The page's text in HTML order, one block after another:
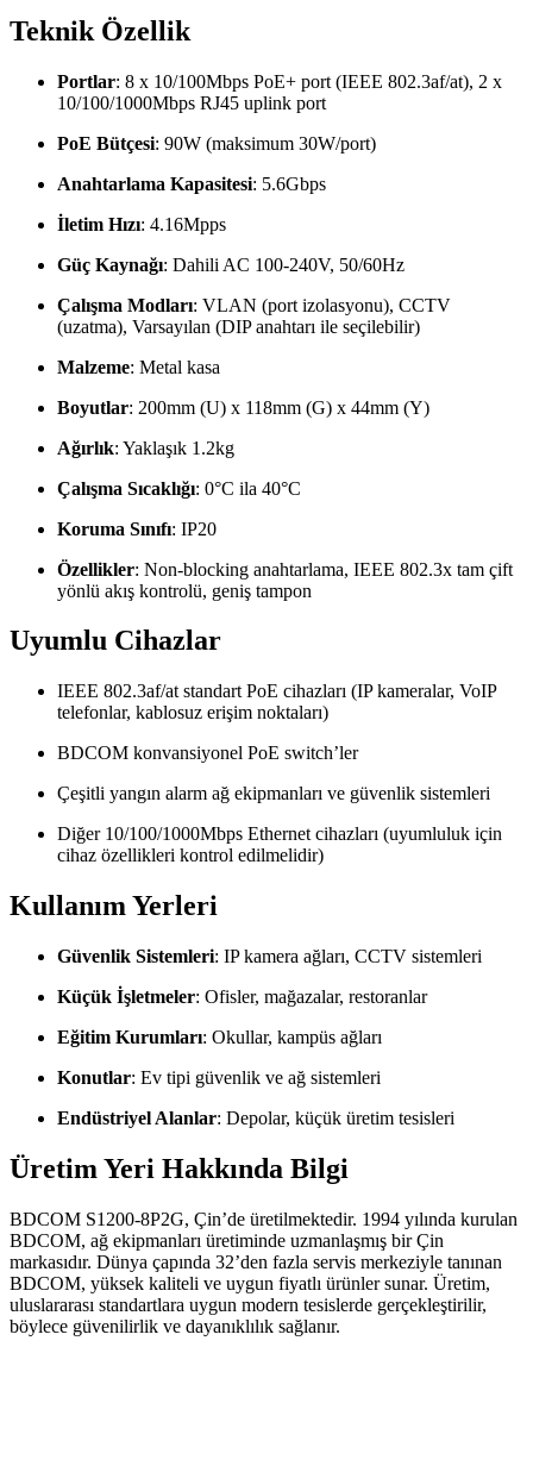
Teknik Özellik
Portlar: 8 x 10/100Mbps PoE+ port (IEEE 802.3af/at), 2 x
10/100/1000Mbps RJ45 uplink port
PoE Bütçesi: 90W (maksimum 30W/port)
Anahtarlama Kapasitesi: 5.6Gbps
İletim Hızı: 4.16Mpps
Güç Kaynağı: Dahili AC 100-240V, 50/60Hz
Çalışma Modları: VLAN (port izolasyonu), CCTV
(uzatma), Varsayılan (DIP anahtarı ile seçilebilir)
Malzeme: Metal kasa
Boyutlar: 200mm (U) x 118mm (G) x 44mm (Y)
Ağırlık: Yaklaşık 1.2kg
Çalışma Sıcaklığı: 0°C ila 40°C
Koruma Sınıfı: IP20
Özellikler: Non-blocking anahtarlama, IEEE 802.3x tam çift
yönlü akış kontrolü, geniş tampon
Uyumlu Cihazlar
IEEE 802.3af/at standart PoE cihazları (IP kameralar, VoIP
telefonlar, kablosuz erişim noktaları)
BDCOM konvansiyonel PoE switch’ler
Çeşitli yangın alarm ağ ekipmanları ve güvenlik sistemleri
Diğer 10/100/1000Mbps Ethernet cihazları (uyumluluk için
cihaz özellikleri kontrol edilmelidir)
Kullanım Yerleri
Güvenlik Sistemleri: IP kamera ağları, CCTV sistemleri
Küçük İşletmeler: Ofisler, mağazalar, restoranlar
Eğitim Kurumları: Okullar, kampüs ağları
Konutlar: Ev tipi güvenlik ve ağ sistemleri
Endüstriyel Alanlar: Depolar, küçük üretim tesisleri
Üretim Yeri Hakkında Bilgi
BDCOM S1200-8P2G, Çin’de üretilmektedir. 1994 yılında kurulan
BDCOM, ağ ekipmanları üretiminde uzmanlaşmış bir Çin
markasıdır. Dünya çapında 32’den fazla servis merkeziyle tanınan
BDCOM, yüksek kaliteli ve uygun fiyatlı ürünler sunar. Üretim,
uluslararası standartlara uygun modern tesislerde gerçekleştirilir,
böylece güvenilirlik ve dayanıklılık sağlanır.